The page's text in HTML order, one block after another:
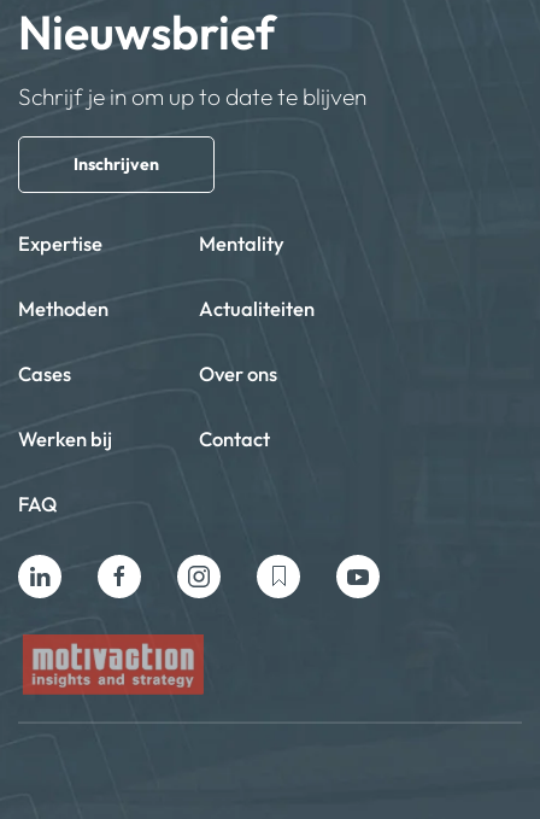
Nieuwsbrief
Schrijf je in om up to date te blijven
Inschrijven
Expertise Mentality
Methoden Actualiteiten
Cases Over ons
Werken bij Contact
FAQ